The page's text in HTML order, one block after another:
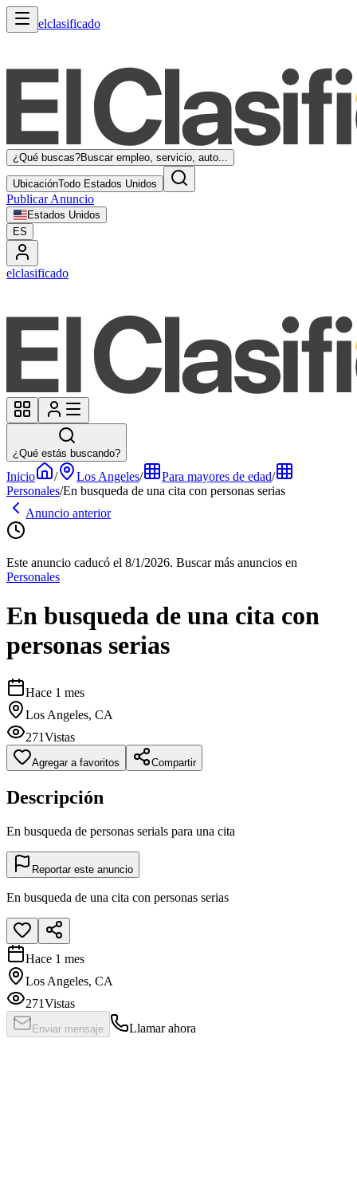
elclasificado
¿Qué buscas?Buscar empleo, servicio, auto...
UbicaciónTodo Estados Unidos
Publicar Anuncio
Estados Unidos
ES
elclasificado
¿Qué estás buscando?
Inicio / Los Angeles/ Para mayores de edad/
Personales/En busqueda de una cita con personas serias
Anuncio anterior
Este anuncio caducó el 8/1/2026. Buscar más anuncios en
Personales
En busqueda de una cita con
personas serias
Hace 1 mes
Los Angeles, CA
271Vistas
Agregar a favoritos Compartir
Descripción
En busqueda de personas serials para una cita
Reportar este anuncio
En busqueda de una cita con personas serias
Hace 1 mes
Los Angeles, CA
271Vistas
Enviar mensaje Llamar ahora